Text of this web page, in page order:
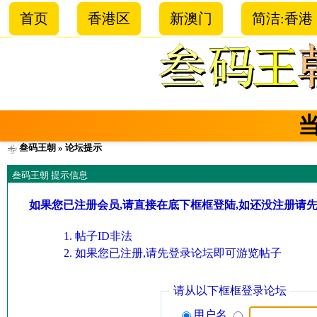
首页 香港区 新澳门 简洁:香港
叁码王朝 » 论坛提示
叁码王朝 提示信息
如果您已注册会员,请直接在底下框框登陆,如还没注册请
帖子ID非法
如果您已注册,请先登录论坛即可游览帖子
请从以下框框登录论坛
用户名